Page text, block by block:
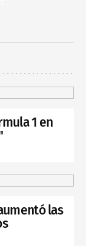
1 en
las